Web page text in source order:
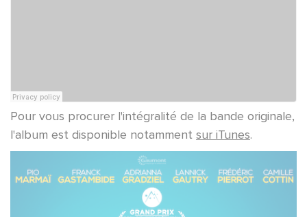
Pour vous procurer l'intégralité de la bande originale,
l'album est disponible notamment sur iTunes.